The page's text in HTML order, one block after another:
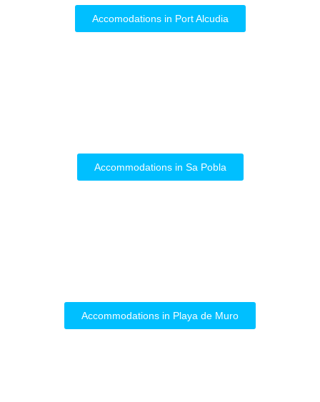
Accomodations in Port Alcudia
Accommodations in Sa Pobla
Accommodations in Playa de Muro